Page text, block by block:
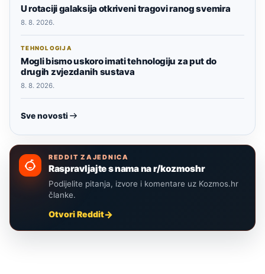
U rotaciji galaksija otkriveni tragovi ranog svemira
8. 8. 2026.
TEHNOLOGIJA
Mogli bismo uskoro imati tehnologiju za put do
drugih zvjezdanih sustava
8. 8. 2026.
Sve novosti
REDDIT ZAJEDNICA
Raspravljajte s nama na r/kozmoshr
Podijelite pitanja, izvore i komentare uz Kozmos.hr
članke.
Otvori Reddit